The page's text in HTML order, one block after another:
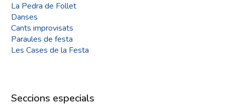
La Pedra de Follet
Danses
Cants improvisats
Paraules de festa
Les Cases de la Festa
Seccions especials